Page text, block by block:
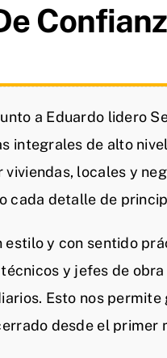
a Eduardo lidero
integrales de alto
locales y
cada detalle de
estilo y con sentido
y jefes de
Esto nos
desde el primer